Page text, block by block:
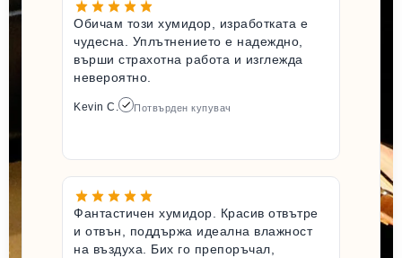
Обичам този хумидор, изработката е
чудесна. Уплътнението е надеждно,
върши страхотна работа и изглежда
невероятно.
Kevin C. Потвърден купувач
Фантастичен хумидор. Красив отвътре
и отвън, поддържа идеална влажност
на въздуха. Бих го препоръчал,